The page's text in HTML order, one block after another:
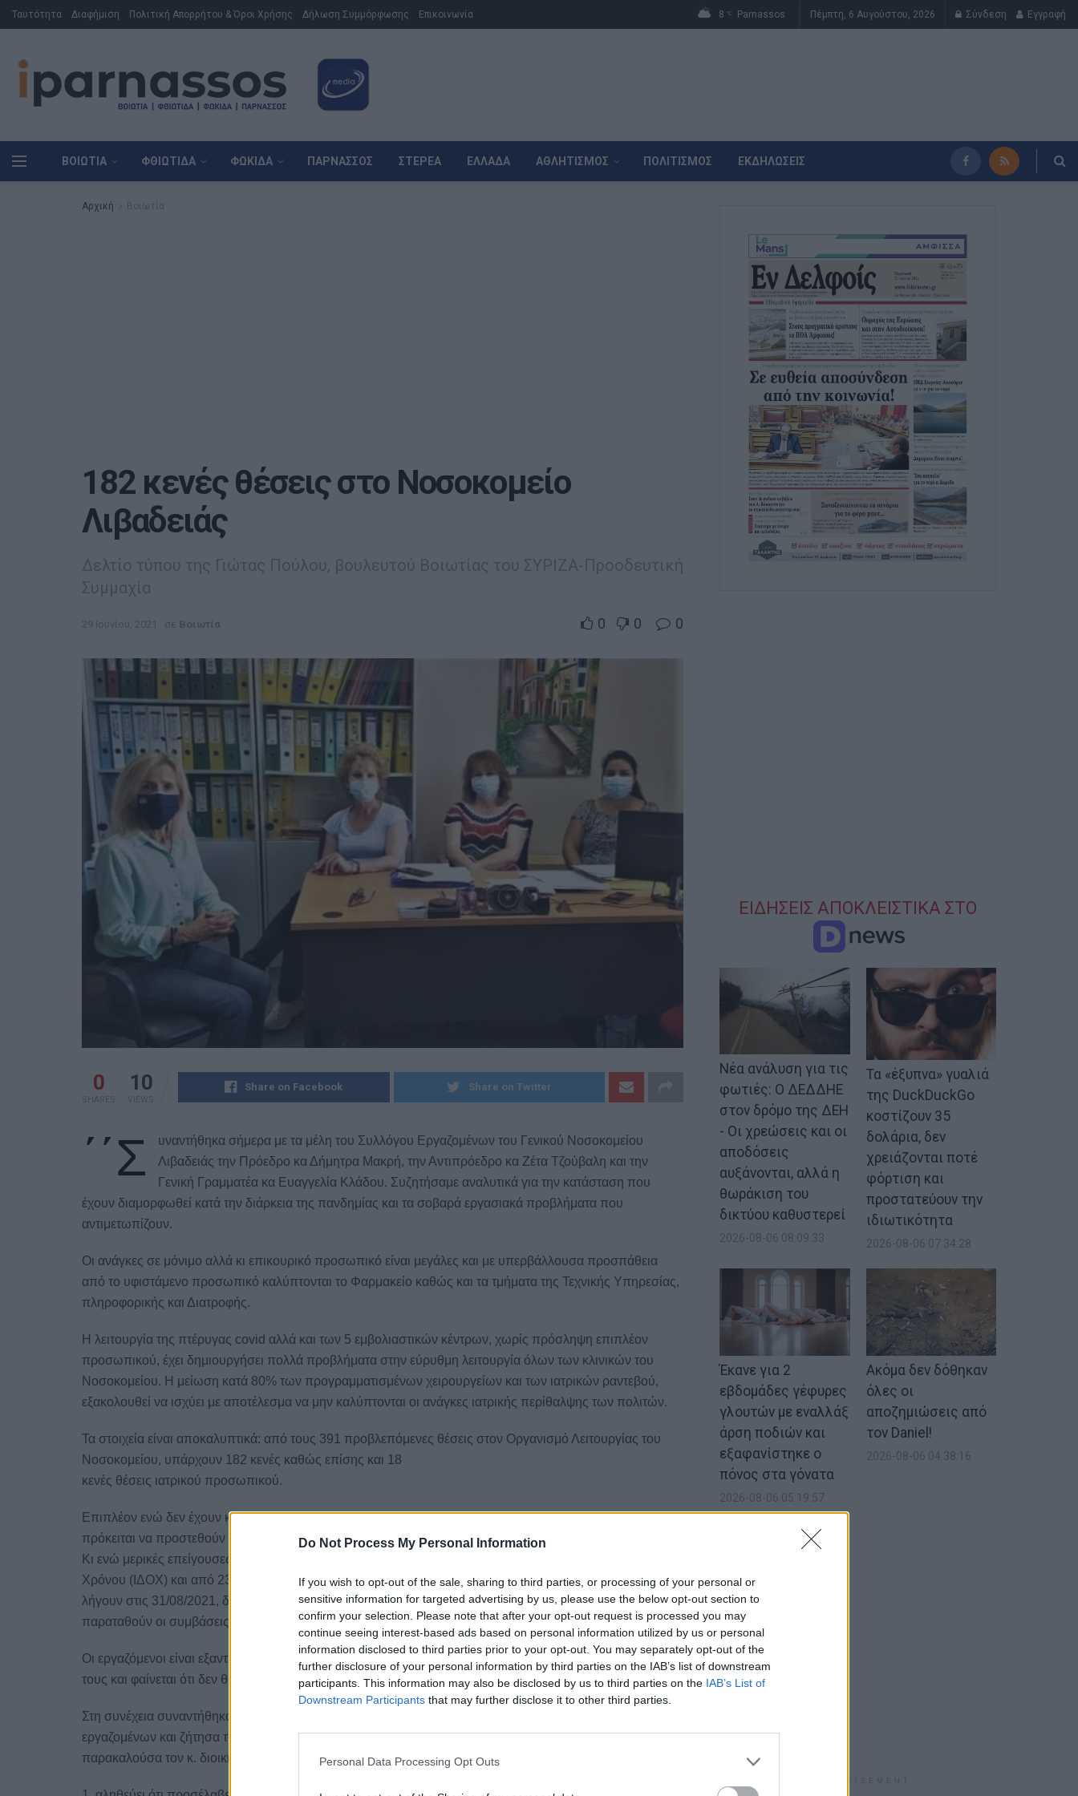
Do Not Process My Personal Information
If you wish to opt-out of the sale, sharing to third parties, or processing of your personal or
sensitive information for targeted advertising by us, please use the below opt-out section to
confirm your selection. Please note that after your opt-out request is processed you may
continue seeing interest-based ads based on personal information utilized by us or personal
information disclosed to third parties prior to your opt-out. You may separately opt-out of the
further disclosure of your personal information by third parties on the IAB’s list of downstream
participants. This information may also be disclosed by us to third parties on the IAB’s List of
Downstream Participants that may further disclose it to other third parties.
Personal Data Processing Opt Outs
Ταυτότητα Διαφήμιση Πολιτική Απορρήτου & Όροι Χρήσης Δήλωση Συμμόρφωσης Επικοινωνία 8 °C Parnassos Πέμπτη, 6 Αυγούστου, 2026 Σύνδεση Εγγραφή
ΒΟΙΩΤΊΑ ΦΘΙΏΤΙΔΑ ΦΩΚΊΔΑ ΠΑΡΝΑΣΣΌΣ ΣΤΕΡΕΆ ΕΛΛΆΔΑ ΑΘΛΗΤΙΣΜΌΣ ΠΟΛΙΤΙΣΜΌΣ ΕΚΔΗΛΏΣΕΙΣ
Αρχική Βοιωτία
182 κενές θέσεις στο Νοσοκομείο
Λιβαδειάς
Δελτίο τύπου της Γιώτας Πούλου, βουλευτού Βοιωτίας του ΣΥΡΙΖΑ-Προοδευτική
Συμμαχία
29 Ιουνίου, 2021 σε Βοιωτία 0 0 0
0
SHARES
10
VIEWS
Share on Facebook Share on Twitter
΄΄Σ
υναντήθηκα σήμερα με τα μέλη του Συλλόγου Εργαζομένων του Γενικού Νοσοκομείου
Λιβαδειάς την Πρόεδρο κα Δήμητρα Μακρή, την Αντιπρόεδρο κα Ζέτα Τζούβαλη και την
Γενική Γραμματέα κα Ευαγγελία Κλάδου. Συζητήσαμε αναλυτικά για την κατάσταση που
έχουν διαμορφωθεί κατά την διάρκεια της πανδημίας και τα σοβαρά εργασιακά προβλήματα που
αντιμετωπίζουν.
Οι ανάγκες σε μόνιμο αλλά κι επικουρικό προσωπικό είναι μεγάλες και με υπερβάλλουσα προσπάθεια
από το υφιστάμενο προσωπικό καλύπτονται το Φαρμακείο καθώς και τα τμήματα της Τεχνικής Υπηρεσίας,
πληροφορικής και Διατροφής.
Η λειτουργία της πτέρυγας covid αλλά και των 5 εμβολιαστικών κέντρων, χωρίς πρόσληψη επιπλέον
προσωπικού, έχει δημιουργήσει πολλά προβλήματα στην εύρυθμη λειτουργία όλων των κλινικών του
Νοσοκομείου. Η μείωση κατά 80% των προγραμματισμένων χειρουργείων και των ιατρικών ραντεβού,
εξακολουθεί να ισχύει με αποτέλεσμα να μην καλύπτονται οι ανάγκες ιατρικής περίθαλψης των πολιτών.
Τα στοιχεία είναι αποκαλυπτικά: από τους 391 προβλεπόμενες θέσεις στον Οργανισμό Λειτουργίας του
Νοσοκομείου, υπάρχουν 182 κενές καθώς επίσης και 18
κενές θέσεις ιατρικού προσωπικού.
Επιπλέον ενώ δεν έχουν καλυφθεί οι αποχωρήσεις λόγω συνταξιοδότησης των προηγούμενων ετών,
πρόκειται να προστεθούν άλλες 12 αποχωρήσεις μέχρι το τέλος του 2021!
Κι ενώ μερικές επείγουσες ανάγκες εξυπηρετούνται από 59 εργαζόμενους Ιδιωτικού Δικαίου Ορισμένου
Χρόνου (ΙΔΟΧ) και από 23 εργαζόμενους Σύμβασης Ορισμένου Χρόνου (ΣΟΧ), οι συμβάσεις των οποίων
λήγουν στις 31/08/2021, δεν υπάρχει καμία ενημέρωση από την Διοίκηση του Νοσοκομείου για το εάν θα
παραταθούν οι συμβάσεις μέχρι 31/12/2021, όπως σχετικά προβλέπεται από την Νομοθεσία λόγω covid.
Οι εργαζόμενοι είναι εξαντλημένοι από την υπερεργασία, δεν πληρώνονται για τις επιπλέον υπερωρίες
τους και φαίνεται ότι δεν θα λάβουν τις άδειες του 2021 αλλά ούτε και τις οφειλόμενες του 2020!
Στη συνέχεια συναντήθηκα με τον Διοικητή κ. Θάνο Τσαντήλα, στον οποίο εξέθεσα τα προβλήματα των
εργαζομένων και ζήτησα τα στοιχεία απορρόφησης του τρέχοντος προϋπολογισμού του Γ.Ν. Λιβαδειάς. Θα
παρακαλούσα τον κ. διοικητή να απαντήσει δημόσια στα εξής:
ΕΙΔΗΣΕΙΣ ΑΠΟΚΛΕΙΣΤΙΚΑ ΣΤΟ
Dnews.gr
Νέα ανάλυση για τις
φωτιές: Ο ΔΕΔΔΗΕ
στον δρόμο της ΔΕΗ
- Οι χρεώσεις και οι
αποδόσεις
αυξάνονται, αλλά η
θωράκιση του
δικτύου καθυστερεί
2026-08-06 08:09:33
Τα «έξυπνα» γυαλιά
της DuckDuckGo
κοστίζουν 35
δολάρια, δεν
χρειάζονται ποτέ
φόρτιση και
προστατεύουν την
ιδιωτικότητα
2026-08-06 07:34:28
Έκανε για 2
εβδομάδες γέφυρες
γλουτών με εναλλάξ
άρση ποδιών και
εξαφανίστηκε ο
πόνος στα γόνατα
2026-08-06 05:19:57
Ακόμα δεν δόθηκαν
όλες οι
αποζημιώσεις από
τον Daniel!
2026-08-06 04:38:16